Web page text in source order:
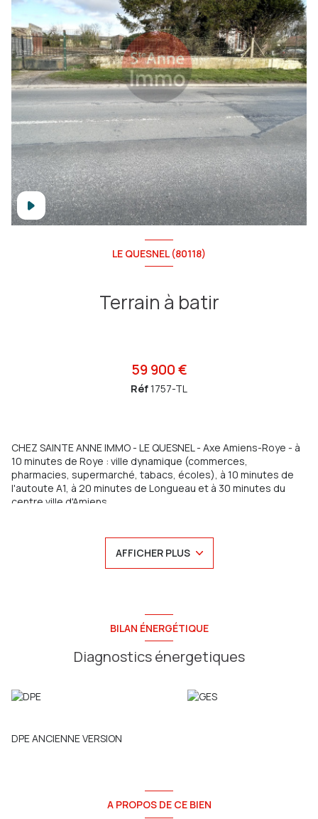
LE QUESNEL (80118)
Terrain à batir
59 900 €
Réf1757-TL
CHEZ SAINTE ANNE IMMO - LE QUESNEL - Axe Amiens-Roye - à
10 minutes de Roye : ville dynamique (commerces,
pharmacies, supermarché, tabacs, écoles), à 10 minutes de
l'autoute A1, à 20 minutes de Longueau et à 30 minutes du
centre ville d'Amiens
Ce terrain constructible de 3000m² a été divisé en deux lots
de 1500m² chacun (avec la possibilité d'acheter le terrain en
un seul lot, soit 3000m²)
Contactez Timothé au 06.48.95.62.32, agent commercial
Agence Sainte Anne Immo (adhérente FNAIM)
RSC Amiens 803 971 555 CP 8001 2016 000 013 261
AFFICHER PLUS
BILAN ÉNERGÉTIQUE
Diagnostics énergetiques
DPE ANCIENNE VERSION
A PROPOS DE CE BIEN